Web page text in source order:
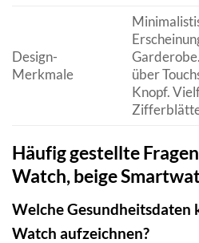
Design-
Merkmale
über
Knopf.
Häufig gestellte
Watch, beige
Welche Gesundheitsdaten
Watch aufzeichnen?